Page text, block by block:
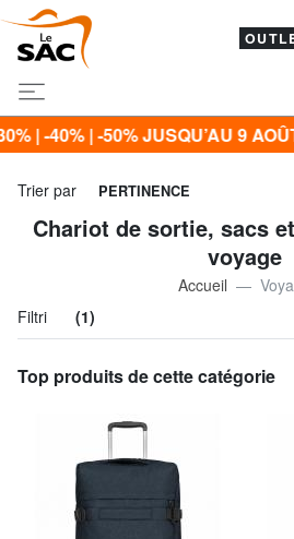
| -50% JUSQU’AU 9 AOÛT*
Trier par PERTINENCE
Chariot de sortie, sacs
voyage
Accueil
Filtri
(1)
Top produits de cette catégorie